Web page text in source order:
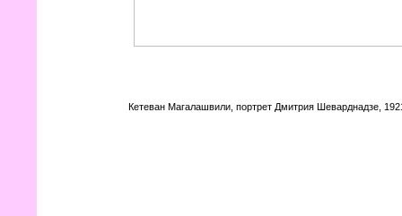
Кетеван Магалашвили, портрет Дмитрия Шеварднадзе,